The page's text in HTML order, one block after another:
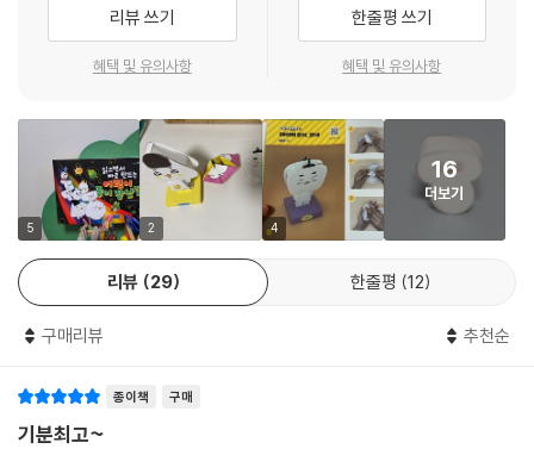
리뷰 쓰기
혜택 및 유의사항
한줄평 쓰기
혜택 및 유의사항
5 2 4
16
더보기
리뷰 29 한줄평 12
구매리뷰 추천순
종이책 구매
기분최고~